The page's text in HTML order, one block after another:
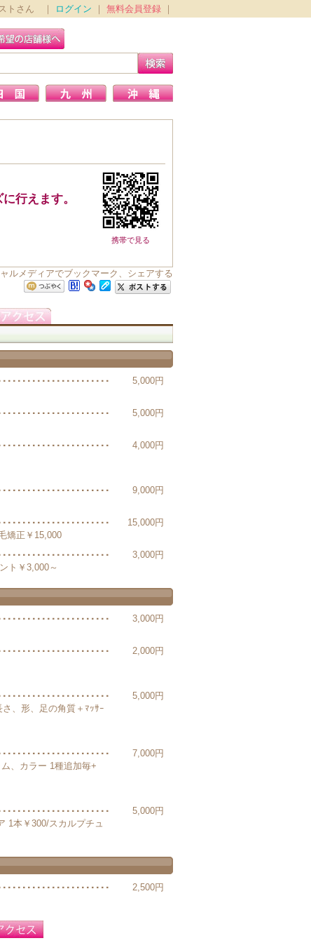
トさん ｜ ログイン 無料会員登録
携帯で見る
行えます。
ルメディアでブックマーク、シェアする
5,000円
5,000円
4,000円
9,000円
矯正￥15,000
15,000円
ト￥3,000～
3,000円
3,000円
2,000円
、形、足の角質＋ﾏｯｻｰ
5,000円
、カラー 1種追加毎+
7,000円
1本￥300/スカルプチュ
5,000円
2,500円